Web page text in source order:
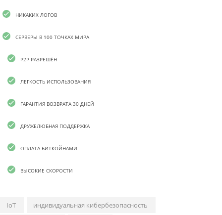
НИКАКИХ ЛОГОВ
СЕРВЕРЫ В 100 ТОЧКАХ МИРА
P2P РАЗРЕШЁН
ЛЕГКОСТЬ ИСПОЛЬЗОВАНИЯ
ГАРАНТИЯ ВОЗВРАТА 30 ДНЕЙ
ДРУЖЕЛЮБНАЯ ПОДДЕРЖКА
ОПЛАТА БИТКОЙНАМИ
ВЫСОКИЕ СКОРОСТИ
IoT индивидуальная кибербезопасность